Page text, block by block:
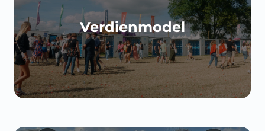
Verdienmodel